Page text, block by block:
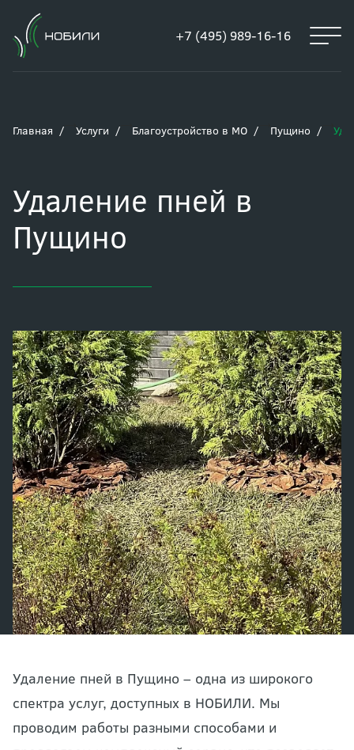
+7 (495) 989-16-16
Главная Услуги Благоустройство в МО Пущино
Удаление пней в
Пущино
Удаление пней в Пущино – одна из широкого
спектра услуг, доступных в НОБИЛИ. Мы
проводим работы разными способами и